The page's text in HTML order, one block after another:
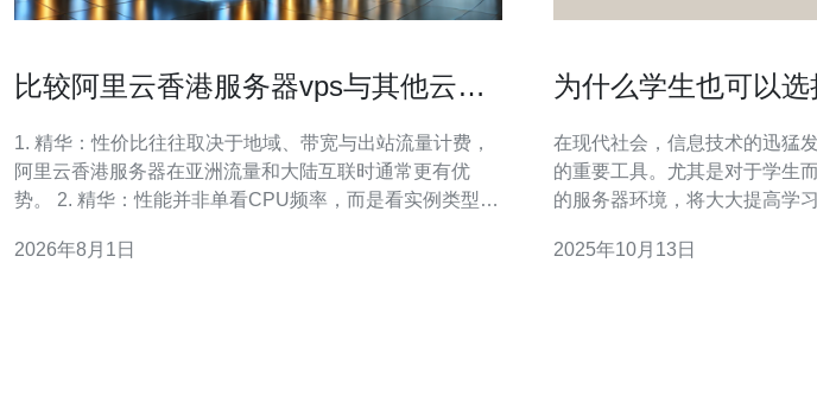
比较阿里云香港服务器vps与其他云厂
1. 精华：性价比往往取决于地域、带宽与出站流量计费，
阿里云香港服务器在亚洲流量和大陆互联时通常更有优
势。 2. 精华：性能并非单看CPU频率，而是看实例类型、
（Intel/AMD/ARM）。 3. 精华：选择云服务要做三件事
2026年8月1日
为什么学生也可以
在现代社会，信息技术的迅猛
的重要工具。尤其是对于学生
的服务器环境，将大大提高学
学生们的热门选择。 首先，香
2025年10月13日